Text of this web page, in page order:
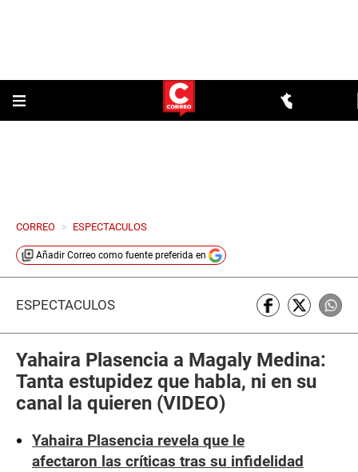
CORREO > ESPECTACULOS
Añadir Correo como fuente preferida en
ESPECTÁCULOS
Yahaira Plasencia a Magaly Medina:
Tanta estupidez que habla, ni en su
canal la quieren (VIDEO)
Yahaira Plasencia revela que le
afectaron las críticas tras su infidelidad